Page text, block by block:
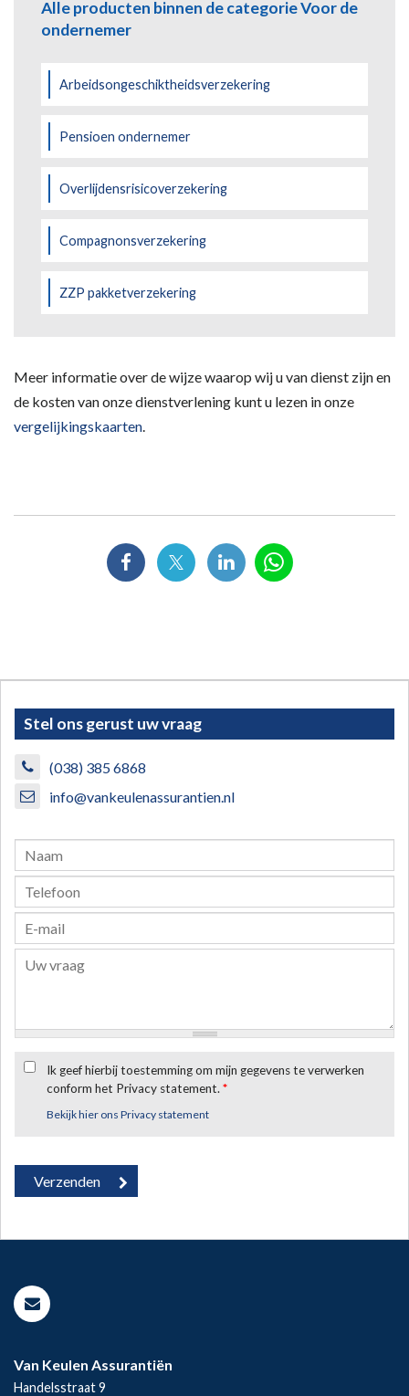
Alle producten binnen de categorie Voor de
ondernemer
Arbeidsongeschiktheidsverzekering
Pensioen ondernemer
Overlijdensrisicoverzekering
Compagnonsverzekering
ZZP pakketverzekering
Meer informatie over de wijze waarop wij u van dienst zijn en
de kosten van onze dienstverlening kunt u lezen in onze
vergelijkingskaarten
Stel ons gerust uw vraag
(038) 385 6868
info@vankeulenassurantien.nl
Ik geef hierbij toestemming om mijn gegevens te verwerken
conform het Privacy statement. *
Bekijk hier ons Privacy statement
Van Keulen Assurantiën
Handelsstraat 9